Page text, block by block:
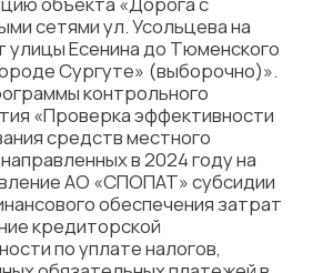
сетями ул. Усольцева на
улицы Есенина до Тюменского
Сургуте» (выборочно)».
контрольного
«Проверка эффективности
средств местного
в 2024 году на
АО «СПОПАТ» субсидии
обеспечения затрат
кредиторской
по уплате налогов,